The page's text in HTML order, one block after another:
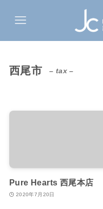
西尾市 – tax –
Pure Hearts 西尾本店
2020年7月20日